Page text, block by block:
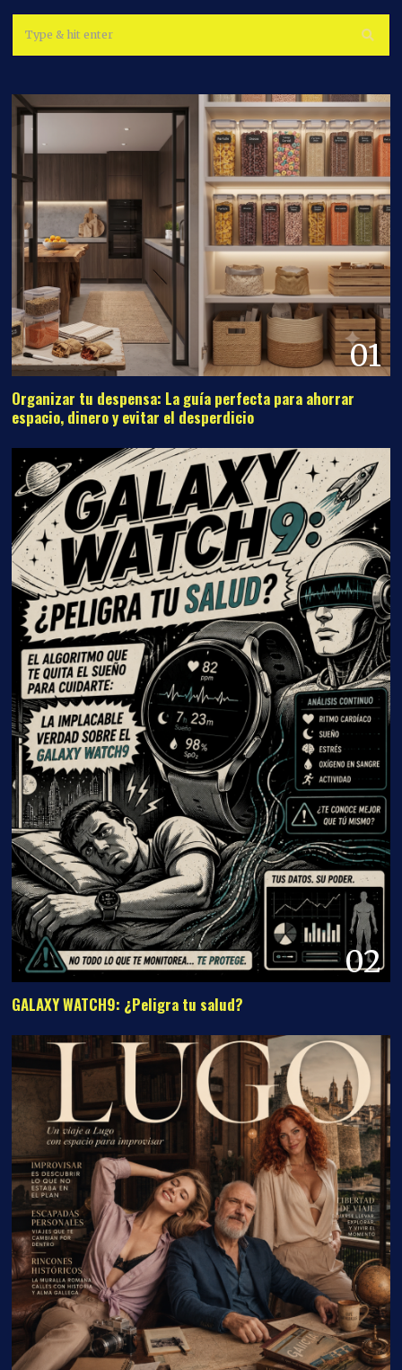
01
Organizar tu despensa: La guía perfecta para ahorrar
espacio, dinero y evitar el desperdicio
02
GALAXY WATCH9: ¿Peligra tu salud?